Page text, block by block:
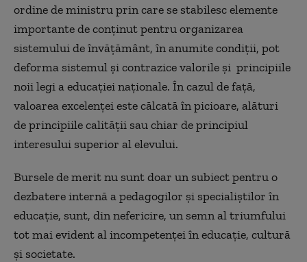
ordine de ministru prin care se stabilesc elemente
importante de conținut pentru organizarea
sistemului de învățământ, în anumite condiții, pot
deforma sistemul și contrazice valorile și principiile
noii legi a educației naționale. În cazul de față,
valoarea excelenței este călcată în picioare, alături
de principiile calității sau chiar de principiul
interesului superior al elevului.
Bursele de merit nu sunt doar un subiect pentru o
dezbatere internă a pedagogilor și specialiștilor în
educație, sunt, din nefericire, un semn al triumfului
tot mai evident al incompetenței în educație, cultură
și societate.